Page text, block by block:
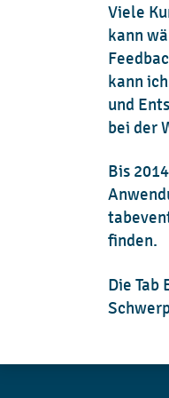
Viele
kann
kann
und
bei der
Bis
finden.
Die